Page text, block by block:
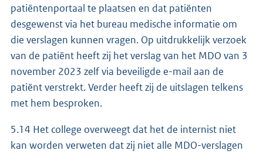
patiëntenportaal te plaatsen en dat patiënten
desgewenst via het bureau medische informatie om
die verslagen kunnen vragen. Op uitdrukkelijk verzoek
van de patiënt heeft zij het verslag van het MDO van 3
november 2023 zelf via beveiligde e-mail aan de
patiënt verstrekt. Verder heeft zij de uitslagen telkens
met hem besproken.
5.14 Het college overweegt dat het de internist niet
kan worden verweten dat zij niet alle MDO-verslagen